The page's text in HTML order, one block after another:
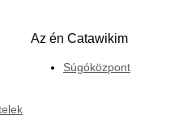
Az én Catawikim
Súgóközpont